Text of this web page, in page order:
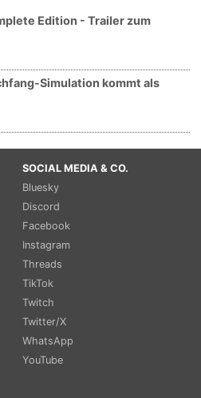
Edition - Trailer zum
Simulation kommt als
SOCIAL MEDIA & CO.
Bluesky
Discord
Facebook
Instagram
Threads
TikTok
Twitch
Twitter/X
WhatsApp
YouTube